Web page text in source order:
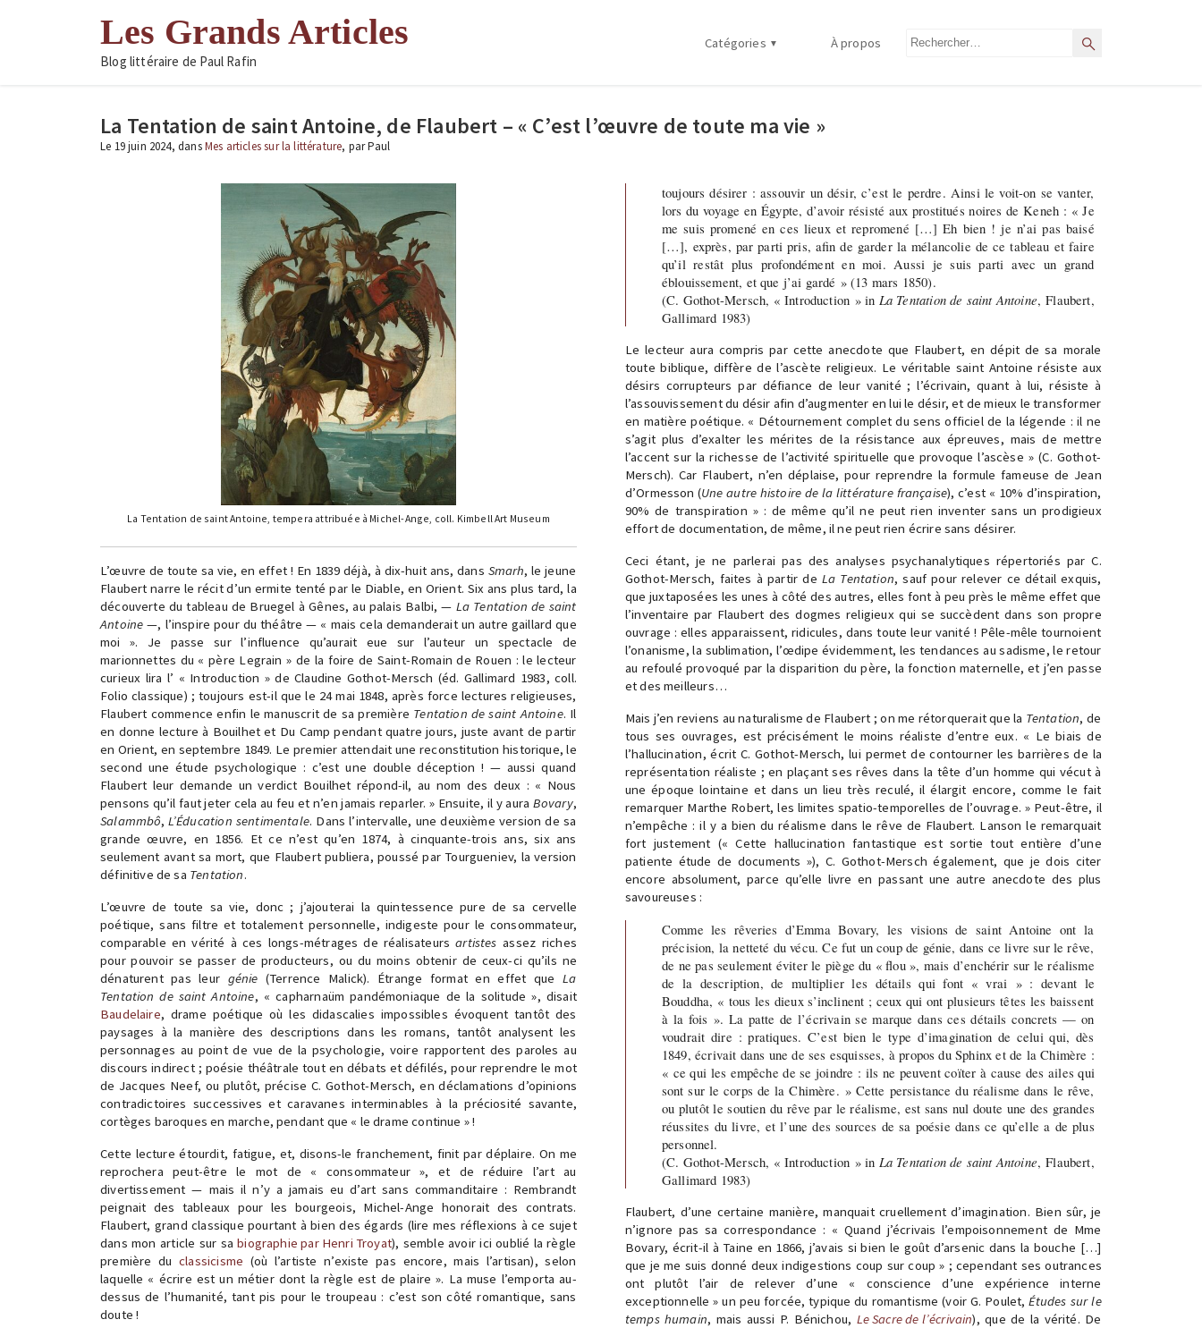
Les Grands Articles
Blog littéraire de Paul Rafin
Catégories
Mes articles politiques
À propos Rechercher Rechercher
La Tentation de saint Antoine, de Flaubert – « C’est l’œuvre de toute ma vie »
Le 19 juin 2024, dansMes articles sur la littérature, par Paul
La Tentation de saint Antoine, tempera attribuée à Michel-Ange, coll. Kimbell Art Museum
L’œuvre de toute sa vie, en effet ! En 1839 déjà, à dix-huit ans, dans Smarh, le jeune
Flaubert narre le récit d’un ermite tenté par le Diable, en Orient. Six ans plus tard, la
découverte du tableau de Bruegel à Gênes, au palais Balbi, — La Tentation de saint
Antoine —, l’inspire pour du théâtre — « mais cela demanderait un autre gaillard que
moi ». Je passe sur l’influence qu’aurait eue sur l’auteur un spectacle de
marionnettes du « père Legrain » de la foire de Saint-Romain de Rouen : le lecteur
curieux lira l’ « Introduction » de Claudine Gothot-Mersch (éd. Gallimard 1983, coll.
Folio classique) ; toujours est-il que le 24 mai 1848, après force lectures religieuses,
Flaubert commence enfin le manuscrit de sa première Tentation de saint Antoine. Il
en donne lecture à Bouilhet et Du Camp pendant quatre jours, juste avant de partir
en Orient, en septembre 1849. Le premier attendait une reconstitution historique, le
second une étude psychologique : c’est une double déception ! — aussi quand
Flaubert leur demande un verdict Bouilhet répond-il, au nom des deux : « Nous
pensons qu’il faut jeter cela au feu et n’en jamais reparler. » Ensuite, il y aura Bovary,
Salammbô, L’Éducation sentimentale. Dans l’intervalle, une deuxième version de sa
grande œuvre, en 1856. Et ce n’est qu’en 1874, à cinquante-trois ans, six ans
seulement avant sa mort, que Flaubert publiera, poussé par Tourgueniev, la version
définitive de sa Tentation.
L’œuvre de toute sa vie, donc ; j’ajouterai la quintessence pure de sa cervelle
poétique, sans filtre et totalement personnelle, indigeste pour le consommateur,
comparable en vérité à ces longs-métrages de réalisateursartistes assez riches
pour pouvoir se passer de producteurs, ou du moins obtenir de ceux-ci qu’ils ne
dénaturent pas leur génie (Terrence Malick). Étrange format en effet que La
Tentation de saint Antoine
, « capharnaüm pandémoniaque de la solitude », disait
Baudelaire, drame poétique où les didascalies impossibles évoquent tantôt des
paysages à la manière des descriptions dans les romans, tantôt analysent les
personnages au point de vue de la psychologie, voire rapportent des paroles au
discours indirect ; poésie théâtrale tout en débats et défilés, pour reprendre le mot
de Jacques Neef, ou plutôt, précise C. Gothot-Mersch, en déclamations d’opinions
contradictoires successives et caravanes interminables à la préciosité savante,
cortèges baroques en marche, pendant que « le drame continue » !
Cette lecture étourdit, fatigue, et, disons-le franchement, finit par déplaire. On me
reprochera peut-être le mot de « consommateur », et de réduire l’art au
divertissement — mais il n’y a jamais eu d’art sans commanditaire : Rembrandt
peignait des tableaux pour les bourgeois, Michel-Ange honorait des contrats.
Flaubert, grand classique pourtant à bien des égards (lire mes réflexions à ce sujet
dans mon article sur sabiographie par Henri Troyat), semble avoir ici oublié la règle
première duclassicisme (où l’artiste n’existe pas encore, mais l’artisan), selon
laquelle « écrire est un métier dont la règle est de plaire ». La muse l’emporta au-
dessus de l’humanité, tant pis pour le troupeau : c’est son côté romantique, sans
doute !
toujours désirer : assouvir un désir, c’est le perdre. Ainsi le voit-on se vanter,
lors du voyage en Égypte, d’avoir résisté aux prostitués noires de Keneh : « Je
me suis promené en ces lieux et repromené […] Eh bien ! je n’ai pas baisé
[…], exprès, par parti pris, afin de garder la mélancolie de ce tableau et faire
qu’il restât plus profondément en moi. Aussi je suis parti avec un grand
éblouissement, et que j’ai gardé » (13 mars 1850).
(C. Gothot-Mersch, « Introduction » in La Tentation de saint Antoine, Flaubert,
Gallimard 1983)
Le lecteur aura compris par cette anecdote que Flaubert, en dépit de sa morale
toute biblique, diffère de l’ascète religieux. Le véritable saint Antoine résiste aux
désirs corrupteurs par défiance de leur vanité ; l’écrivain, quant à lui, résiste à
l’assouvissement du désir afin d’augmenter en lui le désir, et de mieux le transformer
en matière poétique. « Détournement complet du sens officiel de la légende : il ne
s’agit plus d’exalter les mérites de la résistance aux épreuves, mais de mettre
l’accent sur la richesse de l’activité spirituelle que provoque l’ascèse » (C. Gothot-
Mersch). Car Flaubert, n’en déplaise, pour reprendre la formule fameuse de Jean
d’Ormesson (Une autre histoire de la littérature française), c’est « 10% d’inspiration,
90% de transpiration » : de même qu’il ne peut rien inventer sans un prodigieux
effort de documentation, de même, il ne peut rien écrire sans désirer.
Ceci étant, je ne parlerai pas des analyses psychanalytiques répertoriés par C.
Gothot-Mersch, faites à partir de La Tentation, sauf pour relever ce détail exquis,
que juxtaposées les unes à côté des autres, elles font à peu près le même effet que
l’inventaire par Flaubert des dogmes religieux qui se succèdent dans son propre
ouvrage : elles apparaissent, ridicules, dans toute leur vanité ! Pêle-mêle tournoient
l’onanisme, la sublimation, l’œdipe évidemment, les tendances au sadisme, le retour
au refoulé provoqué par la disparition du père, la fonction maternelle, et j’en passe
et des meilleurs…
Mais j’en reviens au naturalisme de Flaubert ; on me rétorquerait que la Tentation, de
tous ses ouvrages, est précisément le moins réaliste d’entre eux. « Le biais de
l’hallucination, écrit C. Gothot-Mersch, lui permet de contourner les barrières de la
représentation réaliste ; en plaçant ses rêves dans la tête d’un homme qui vécut à
une époque lointaine et dans un lieu très reculé, il élargit encore, comme le fait
remarquer Marthe Robert, les limites spatio-temporelles de l’ouvrage. » Peut-être, il
n’empêche : il y a bien du réalisme dans le rêve de Flaubert. Lanson le remarquait
fort justement (« Cette hallucination fantastique est sortie tout entière d’une
patiente étude de documents »), C. Gothot-Mersch également, que je dois citer
encore absolument, parce qu’elle livre en passant une autre anecdote des plus
savoureuses :
Comme les rêveries d’Emma Bovary, les visions de saint Antoine ont la
précision, la netteté du vécu. Ce fut un coup de génie, dans ce livre sur le rêve,
de ne pas seulement éviter le piège du « flou », mais d’enchérir sur le réalisme
de la description, de multiplier les détails qui font « vrai » : devant le
Bouddha, « tous les dieux s’inclinent ; ceux qui ont plusieurs têtes les baissent
à la fois ». La patte de l’écrivain se marque dans ces détails concrets — on
voudrait dire : pratiques. C’est bien le type d’imagination de celui qui, dès
1849, écrivait dans une de ses esquisses, à propos du Sphinx et de la Chimère :
« ce qui les empêche de se joindre : ils ne peuvent coïter à cause des ailes qui
sont sur le corps de la Chimère. » Cette persistance du réalisme dans le rêve,
ou plutôt le soutien du rêve par le réalisme, est sans nul doute une des grandes
réussites du livre, et l’une des sources de sa poésie dans ce qu’elle a de plus
personnel.
(C. Gothot-Mersch, « Introduction » in La Tentation de saint Antoine, Flaubert,
Gallimard 1983)
Flaubert, d’une certaine manière, manquait cruellement d’imagination. Bien sûr, je
n’ignore pas sa correspondance : « Quand j’écrivais l’empoisonnement de Mme
Bovary, écrit-il à Taine en 1866, j’avais si bien le goût d’arsenic dans la bouche […]
que je me suis donné deux indigestions coup sur coup » ; cependant ses outrances
ont plutôt l’air de relever d’une « conscience d’une expérience interne
exceptionnelle » un peu forcée, typique du romantisme (voir G. Poulet,Études sur le
temps humain, mais aussi P. Bénichou, Le Sacre de l’écrivain), que de la vérité. De